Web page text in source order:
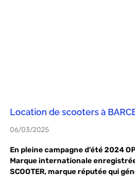
Location de scooters à
06/03/2025
En pleine campagne d’été 2024
Marque internationale enregistrée
SCOOTER, marque réputée qui